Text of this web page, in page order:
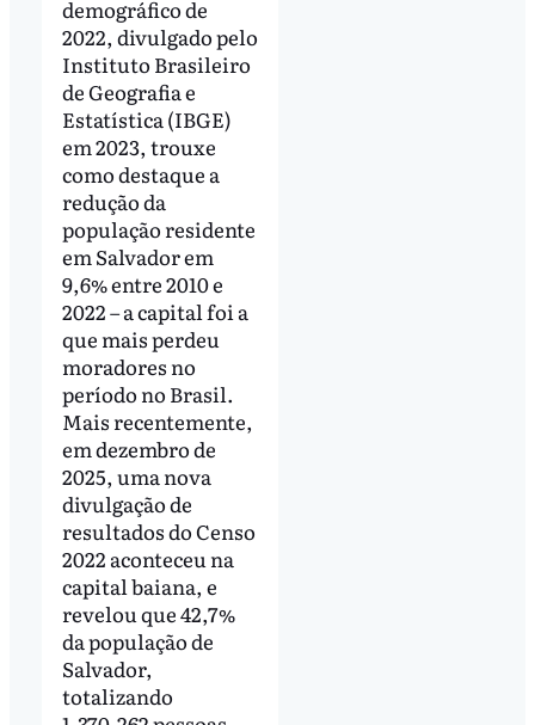
demográfico de
2022, divulgado pelo
Instituto Brasileiro
de Geografia e
Estatística (IBGE)
em 2023, trouxe
como destaque a
redução da
população residente
em Salvador em
9,6% entre 2010 e
2022 – a capital foi a
que mais perdeu
moradores no
período no Brasil.
Mais recentemente,
em dezembro de
2025, uma nova
divulgação de
resultados do Censo
2022 aconteceu na
capital baiana, e
revelou que 42,7%
da população de
Salvador,
totalizando